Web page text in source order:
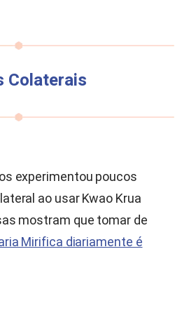
Colaterais
experimentou poucos
ao usar Kwao Krua
mostram que tomar de
Mirifica diariamente é